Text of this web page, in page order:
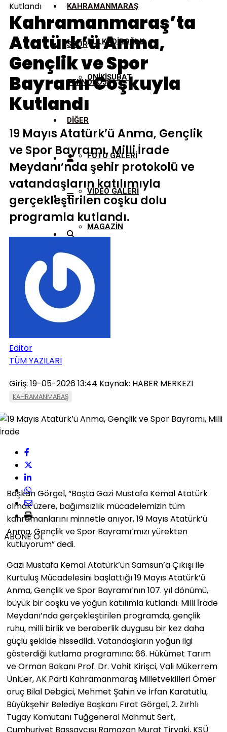
KAHRAMANMARAŞ
DULKADİROĞLU
ONİKİŞUBAT
SPOR
TEKNOLOJİ
DİĞER
FOTO GALERİ
VİDEO GALERİ
MAGAZİN
Kutlandı
Kahramanmaraş’ta
Atatürk’ü Anma,
Gençlik ve Spor
Bayramı Coşkuyla
Kutlandı
19 Mayıs Atatürk’ü Anma, Gençlik
ve Spor Bayramı, Milli İrade
Meydanı’nda şehir protokolü ve
vatandaşların katılımıyla
gerçekleştirilen coşku dolu
programla kutlandı.
Editör
TÜM YAZILARI
Giriş: 19-05-2026 13:44 Kaynak: HABER MERKEZI
KAHRAMANMARAŞ
ABONE OL
Başkan Görgel, “Başta Gazi Mustafa Kemal Atatürk
olmak üzere, bağımsızlık mücadelemizin tüm
kahramanlarını minnetle anıyor, 19 Mayıs Atatürk’ü
Anma, Gençlik ve Spor Bayramı’mızı yürekten
kutluyorum” dedi.
Gazi Mustafa Kemal Atatürk’ün Samsun’a Çıkışı ile
Kurtuluş Mücadelesini başlattığı 19 Mayıs Atatürk’ü
Anma, Gençlik ve Spor Bayramı’nın 107. yıl dönümü,
büyük bir coşku ve yoğun katılımla kutlandı. Milli İrade
Meydanı’nda gerçekleştirilen programda, gençlik
ruhu, milli birlik ve beraberlik duygusu bir kez daha
güçlü şekilde hissedildi. Vatandaşların yoğun ilgi
gösterdiği kutlama programına; 66. Hükümet Tarım
ve Orman Bakanı Prof. Dr. Vahit Kirişci, Vali Mükerrem
Ünlüer, AK Parti Kahramanmaraş Milletvekilleri Ömer
oruç Bilal Debgici, Mehmet Şahin ve İrfan Karatutlu,
Büyükşehir Belediye Başkanı Fırat Görgel, 2. Zırhlı
Tugay Komutanı Tuğgeneral Mahmut Sert,